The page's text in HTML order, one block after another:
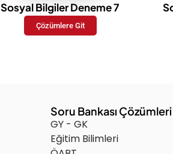
Sosyal Bilgiler Deneme 7
Çözümlere Git
Soru Bankası Çözümleri
GY - GK
Eğitim Bilimleri